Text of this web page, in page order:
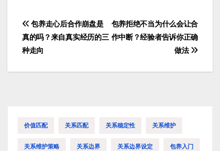
文
章
航
包养拒绝不当为什么会让合
作中断？经验者告诉你正确
做法
包养走心后合作崩盘是
真的吗？来自真实经历的三
种走向
价值匹配 关系匹配 关系稳定性 关系维护
关系维护策略 关系边界 关系边界设定 包养入门